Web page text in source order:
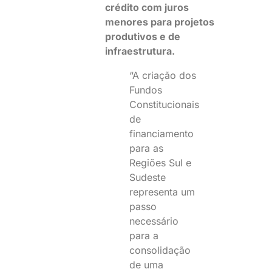
crédito com juros
menores para projetos
produtivos e de
infraestrutura.
“A criação dos
Fundos
Constitucionais
de
financiamento
para as
Regiões Sul e
Sudeste
representa um
passo
necessário
para a
consolidação
de uma